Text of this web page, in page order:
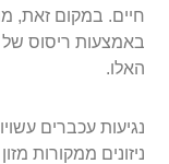
חיים. במקום זאת,
באמצעות ריסוס של
האלו.
נגיעות עכברים
ניזונים ממקורות